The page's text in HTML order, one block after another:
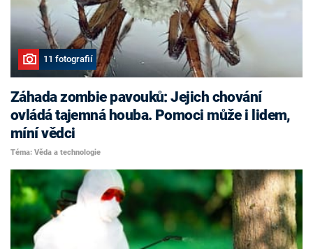
11 fotografií
Záhada zombie pavouků: Jejich chování
ovládá tajemná houba. Pomoci může i lidem,
míní vědci
Téma: Věda a technologie